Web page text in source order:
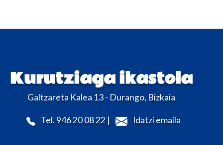
Kurutziaga ikastola
Galtzareta Kalea 13 - Durango, Bizkaia
Tel. 946 20 08 22 | Idatzi emaila